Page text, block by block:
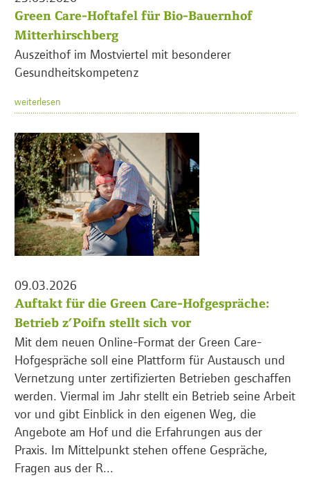
Green Care-Hoftafel für Bio-Bauernhof
Mitterhirschberg
Auszeithof im Mostviertel mit besonderer
Gesundheitskompetenz
weiterlesen
09.03.2026
Auftakt für die Green Care-Hofgespräche:
Betrieb z’Poifn stellt sich vor
Mit dem neuen Online-Format der Green Care-
Hofgespräche soll eine Plattform für Austausch und
Vernetzung unter zertifizierten Betrieben geschaffen
werden. Viermal im Jahr stellt ein Betrieb seine Arbeit
vor und gibt Einblick in den eigenen Weg, die
Angebote am Hof und die Erfahrungen aus der
Praxis. Im Mittelpunkt stehen offene Gespräche,
Fragen aus der R...